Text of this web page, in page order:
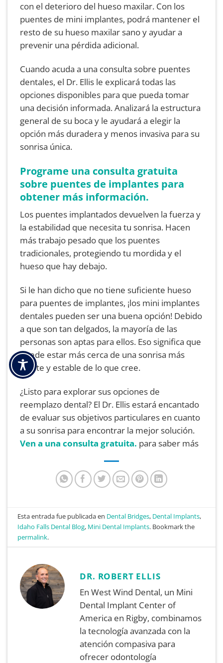
con el deterioro del hueso maxilar. Con los
puentes de mini implantes, podrá mantener el
resto de su hueso maxilar sano y ayudar a
prevenir una pérdida adicional.
Cuando acuda a una consulta sobre puentes
dentales, el Dr. Ellis le explicará todas las
opciones disponibles para que pueda tomar
una decisión informada. Analizará la estructura
general de su boca y le ayudará a elegir la
opción más duradera y menos invasiva para su
sonrisa única.
Programe una consulta gratuita
sobre puentes de implantes para
obtener más información.
Los puentes implantados devuelven la fuerza y
la estabilidad que necesita tu sonrisa. Hacen
más trabajo pesado que los puentes
tradicionales, protegiendo tu mordida y el
hueso que hay debajo.
Si le han dicho que no tiene suficiente hueso
para puentes de implantes, ¡los mini implantes
dentales pueden ser una buena opción! Debido
a que son tan delgados, la mayoría de las
personas son aptas para ellos. Eso significa que
puede estar más cerca de una sonrisa más
fuerte y estable de lo que cree.
¿Listo para explorar sus opciones de
reemplazo dental? El Dr. Ellis estará encantado
de evaluar sus objetivos particulares en cuanto
a su sonrisa para encontrar la mejor solución.
Ven a una consulta gratuita. para saber más
Esta entrada fue publicada en Dental Bridges, Dental Implants,
Idaho Falls Dental Blog, Mini Dental Implants. Bookmark the
permalink.
DR. ROBERT ELLIS
En West Wind Dental, un Mini
Dental Implant Center of
America en Rigby, combinamos
la tecnología avanzada con la
atención compasiva para
ofrecer odontología